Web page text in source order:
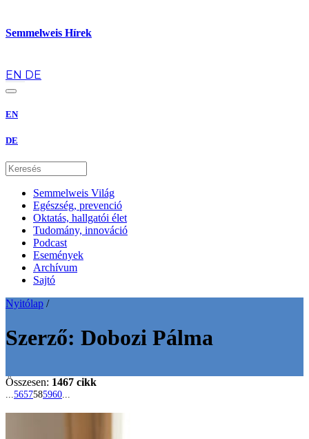
Semmelweis Hírek
EN DE
EN
DE
Semmelweis Világ
Egészség, prevenció
Oktatás, hallgatói élet
Tudomány, innováció
Podcast
Események
Archívum
Sajtó
Nyitólap /
Szerző: Dobozi Pálma
Összesen: 1467 cikk
...5657585960...